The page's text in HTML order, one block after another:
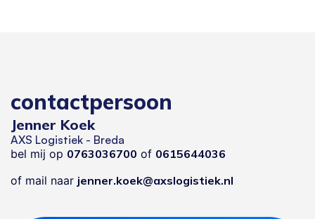
contactpersoon
Jenner Koek
AXS Logistiek - Breda
bel mij op 0763036700 of 0615644036
of mail naar jenner.koek@axslogistiek.nl